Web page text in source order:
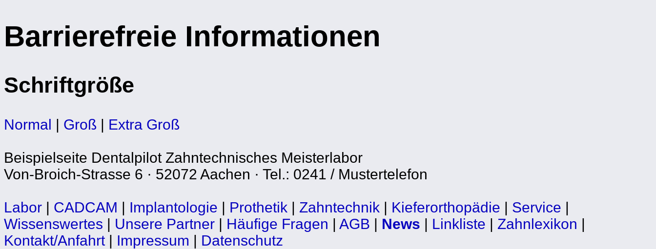
Barrierefreie Informationen
Schriftgröße
Normal | Groß | Extra Groß
Beispielseite Dentalpilot Zahntechnisches Meisterlabor
Von-Broich-Strasse 6 · 52072 Aachen · Tel.: 0241 / Mustertelefon
Labor | CADCAM | Implantologie | Prothetik | Zahntechnik | Kieferorthopädie | Service |
Wissenswertes | Unsere Partner | Häufige Fragen | AGB | News | Linkliste | Zahnlexikon |
Kontakt/Anfahrt| Impressum | Datenschutz